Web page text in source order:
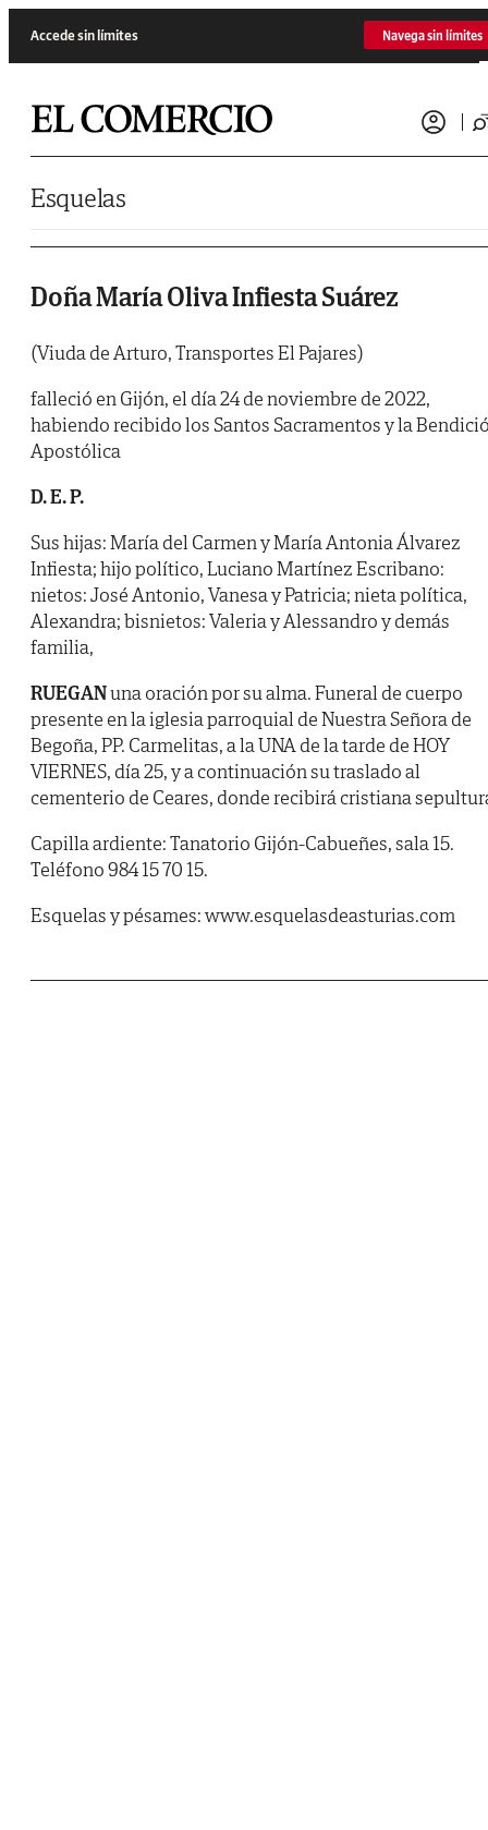
Accede sin límites Navega sin límites
Esquelas
Doña María Oliva Infiesta Suárez
(Viuda de Arturo, Transportes El Pajares)
falleció en Gijón, el día 24 de noviembre de 2022,
habiendo recibido los Santos Sacramentos y la
Apostólica
D. E. P.
Sus hijas: María del Carmen y María Antonia Álvarez
Infiesta; hijo político, Luciano Martínez Escribano:
nietos: José Antonio, Vanesa y Patricia; nieta política,
Alexandra; bisnietos: Valeria y Alessandro y demás
familia,
RUEGANuna oración por su alma. Funeral de cuerpo
presente en la iglesia parroquial de Nuestra Señora de
Begoña, PP. Carmelitas, a la UNA de la tarde de HOY
VIERNES, día 25, y a continuación su traslado al
cementerio de Ceares, donde recibirá cristiana
Capilla ardiente: Tanatorio Gijón-Cabueñes, sala 15.
Teléfono 984 15 70 15.
Esquelas y pésames: www.esquelasdeasturias.com